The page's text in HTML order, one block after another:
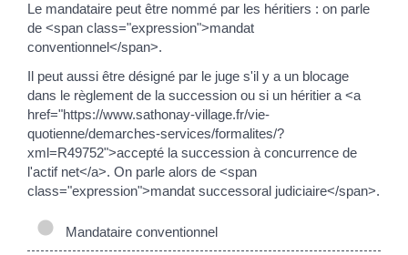
Le mandataire peut être nommé par les héritiers : on parle
de <span class="expression">mandat
conventionnel</span>.
Il peut aussi être désigné par le juge s'il y a un blocage
dans le règlement de la succession ou si un héritier a <a
href="https://www.sathonay-village.fr/vie-
quotienne/demarches-services/formalites/?
xml=R49752">accepté la succession à concurrence de
l'actif net</a>. On parle alors de <span
class="expression">mandat successoral judiciaire</span>.
Mandataire conventionnel